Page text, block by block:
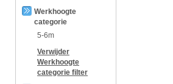
Werkhoogte
categorie
5-6m
Verwijder
Werkhoogte
categorie filter